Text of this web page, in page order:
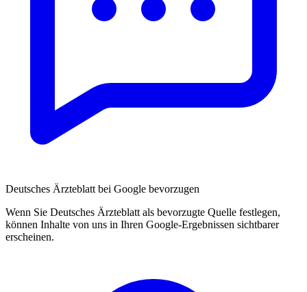
Deutsches Ärzteblatt bei Google bevorzugen
Wenn Sie Deutsches Ärzteblatt als bevorzugte Quelle festlegen,
können Inhalte von uns in Ihren Google-Ergebnissen sichtbarer
erscheinen.